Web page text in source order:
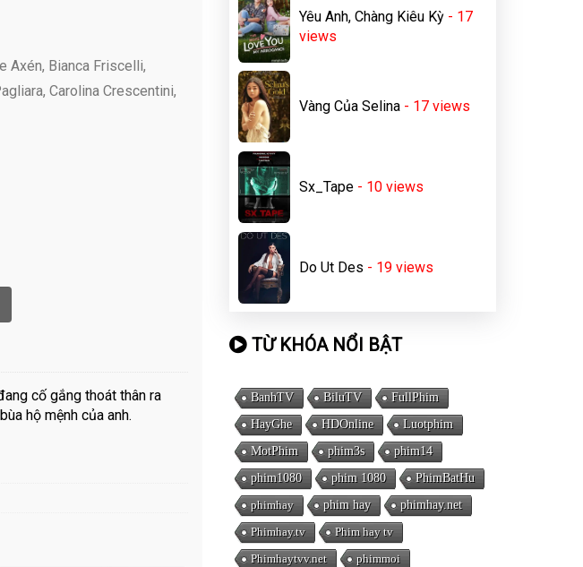
Axén, Bianca Friscelli,
Carolina Crescentini,
cố gắng thoát thân ra
hộ mệnh của anh.
Yêu Anh, Chàng Kiêu Kỳ - 17
views
Vàng Của Selina - 17 views
Sx_Tape - 10 views
Do Ut Des - 19 views
TỪ KHÓA NỔI BẬT
BanhTV BiluTV
FullPhim
HayGhe
HDOnline
Luotphim
MotPhim
phim3s
phim14
phim1080
phim 1080
PhimBatHu
phimhay
phim hay
phimhay.net
Phimhay.tv
Phim hay tv
Phimhaytvv.net
phimmoi